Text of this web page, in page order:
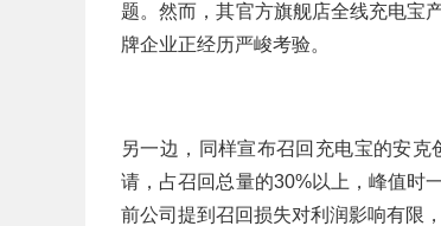
题。然而，其官方旗舰店全线充电宝
牌企业正经历严峻考验。
另一边，同样宣布召回充电宝的安
请，占召回总量的30%以上，峰值时
前公司提到召回损失对利润影响有限